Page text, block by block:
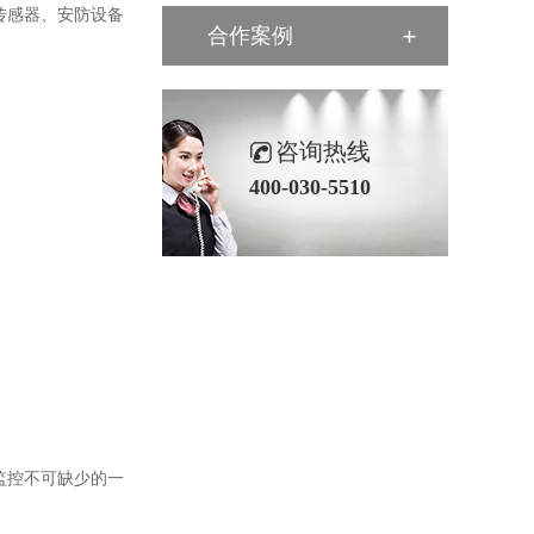
感器、安防设备
控不可缺少的一
合作案例
咨询热线
400-030-5510